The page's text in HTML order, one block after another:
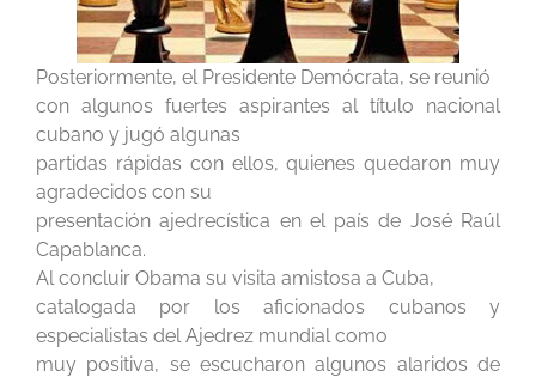
Posteriormente, el Presidente Demócrata, se reunió
con algunos fuertes aspirantes al título nacional
cubano y jugó algunas
partidas rápidas con ellos, quienes quedaron muy
agradecidos con su
presentación ajedrecística en el país de José Raúl
Capablanca.
Al concluir Obama su visita amistosa a Cuba,
catalogada por los aficionados cubanos y
especialistas del Ajedrez mundial como
muy positiva, se escucharon algunos alaridos de